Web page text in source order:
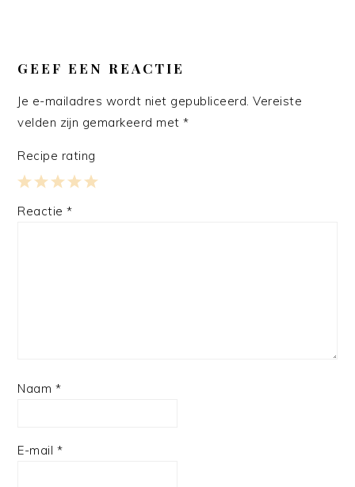
INTERACTIES
GEEF EEN REACTIE
Je e-mailadres wordt niet gepubliceerd. Vereiste
velden zijn gemarkeerd met*
Recipe rating
4
3
2
1
Reactie*
Naam *
E-mail *